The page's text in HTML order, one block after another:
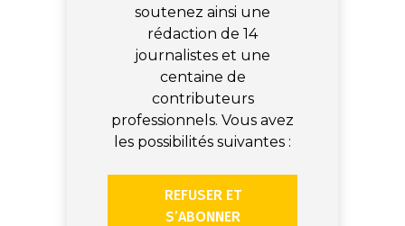
soutenez ainsi une
rédaction de 14
journalistes et une
centaine de
contributeurs
professionnels. Vous avez
les possibilités suivantes :
REFUSER ET
S’ABONNER